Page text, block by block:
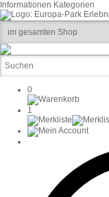
Informationen Kategorien
0
1